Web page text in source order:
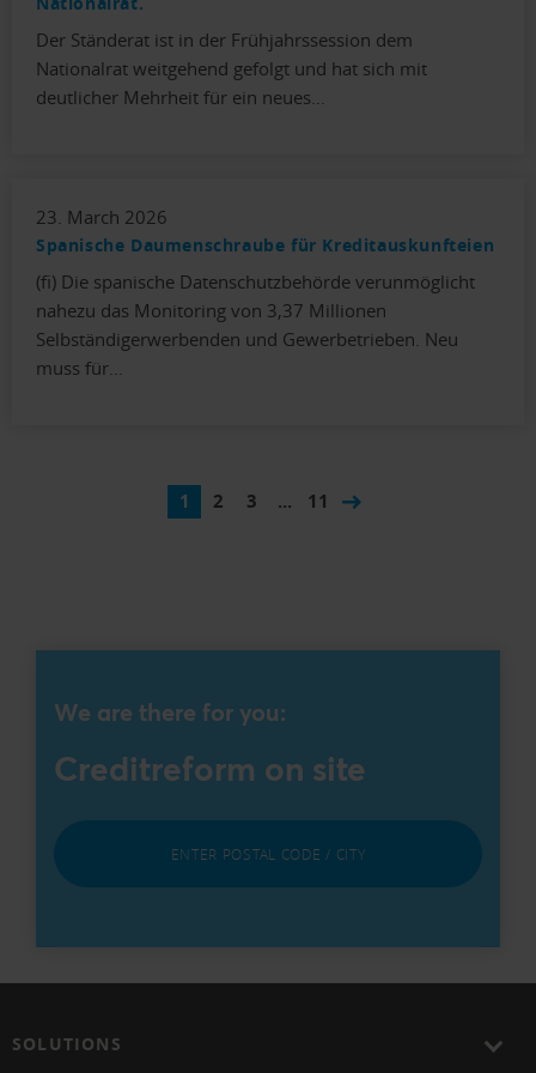
Der Ständerat ist in der Frühjahrssession dem
Nationalrat weitgehend gefolgt und hat sich mit
deutlicher Mehrheit für ein neues…
23. March 2026
Spanische Daumenschraube für Kreditauskunfteien
(fi) Die spanische Datenschutzbehörde verunmöglicht
nahezu das Monitoring von 3,37 Millionen
Selbständigerwerbenden und Gewerbetrieben. Neu
muss für…
1 2 3 ... 11
We are there for you:
Creditreform on site
ENTER POSTAL CODE / CITY
SOLUTIONS